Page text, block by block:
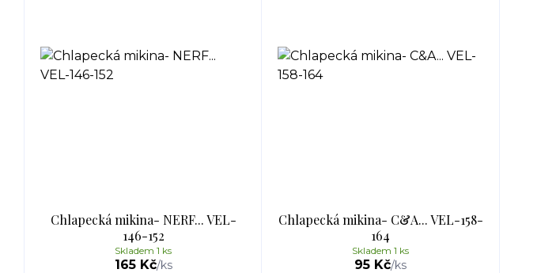
Chlapecká mikina- NERF... VEL-
146-152
165 Kč/ks
Skladem 1 ks
Chlapecká mikina- C&A... VEL-158-
164
95 Kč/ks
Skladem 1 ks